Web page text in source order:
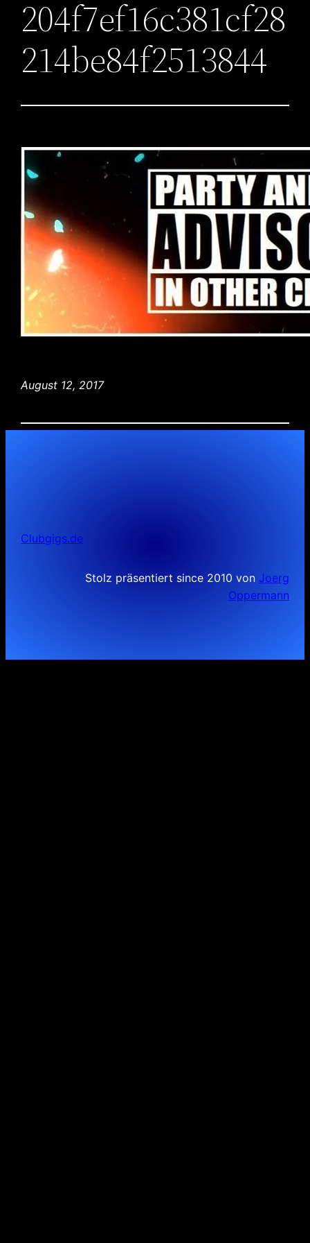
204f7ef16c381cf28
214be84f2513844
August 12, 2017
Clubgigs.de
Stolz präsentiert since 2010 von Joerg
Oppermann